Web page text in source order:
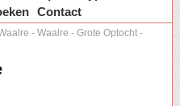
Contact
- Waalre - Grote Optocht -